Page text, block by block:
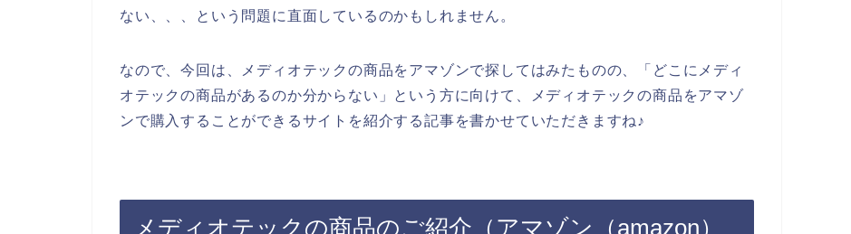
ない、、、という問題に直面しているのかもしれません。
なので、今回は、メディオテックの商品をアマゾンで探してはみたものの、「どこにメディ
オテックの商品があるのか分からない」という方に向けて、メディオテックの商品をアマゾ
ンで購入することができるサイトを紹介する記事を書かせていただきますね♪
メディオテックの商品のご紹介（アマゾン（amazon）